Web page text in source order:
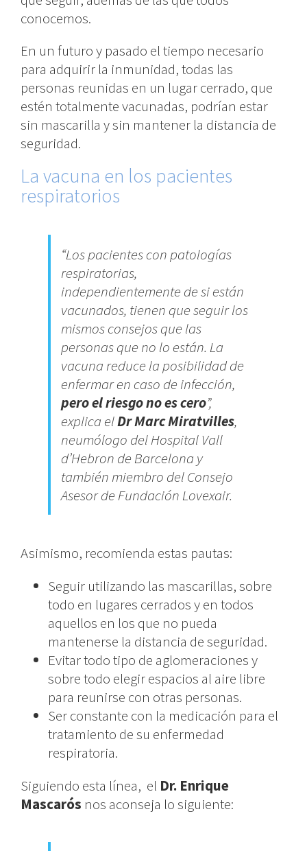
conocemos.
En un futuro y pasado el tiempo necesario
para adquirir la inmunidad, todas las
personas reunidas en un lugar cerrado, que
estén totalmente vacunadas, podrían estar
sin mascarilla y sin mantener la distancia de
seguridad.
La vacuna en los pacientes
respiratorios
“Los pacientes con patologías
respiratorias,
independientemente de si están
vacunados, tienen que seguir los
mismos consejos que las
personas que no lo están. La
vacuna reduce la posibilidad de
enfermar en caso de infección,
pero elriesgo no es cero”,
explica elDr Marc Miratvilles,
neumólogo del Hospital Vall
d’Hebron de Barcelona y
también miembro del Consejo
Asesor de Fundación Lovexair.
Asimismo, recomienda estas pautas:
Seguir utilizando las mascarillas, sobre
todo en lugares cerrados y en todos
aquellos en los que no pueda
mantenerse la distancia de seguridad.
Evitar todo tipo de aglomeraciones y
sobre todo elegir espacios al aire libre
para reunirse con otras personas.
Ser constante con la medicación para el
tratamiento de su enfermedad
respiratoria.
Siguiendo esta línea, el Dr. Enrique
Mascarós nos aconseja lo siguiente: